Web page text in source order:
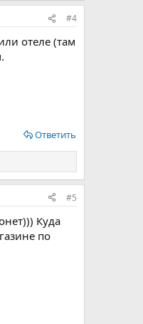
#4
отеле (там
Ответить
#5
Куда
по